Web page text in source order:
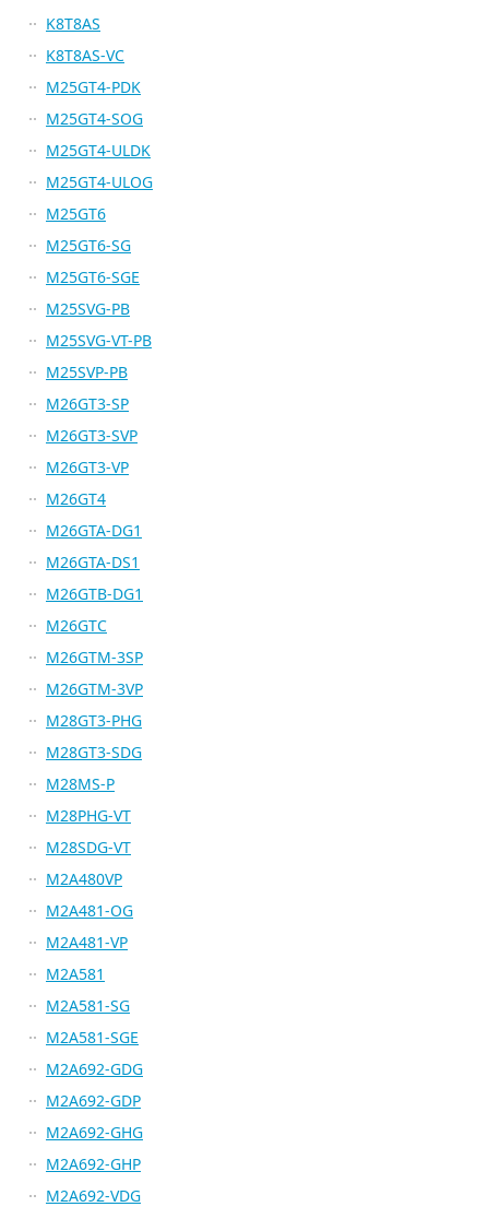
K8T8AS
K8T8AS-VC
M25GT4-PDK
M25GT4-SOG
M25GT4-ULDK
M25GT4-ULOG
M25GT6
M25GT6-SG
M25GT6-SGE
M25SVG-PB
M25SVG-VT-PB
M25SVP-PB
M26GT3-SP
M26GT3-SVP
M26GT3-VP
M26GT4
M26GTA-DG1
M26GTA-DS1
M26GTB-DG1
M26GTC
M26GTM-3SP
M26GTM-3VP
M28GT3-PHG
M28GT3-SDG
M28MS-P
M28PHG-VT
M28SDG-VT
M2A480VP
M2A481-OG
M2A481-VP
M2A581
M2A581-SG
M2A581-SGE
M2A692-GDG
M2A692-GDP
M2A692-GHG
M2A692-GHP
M2A692-VDG